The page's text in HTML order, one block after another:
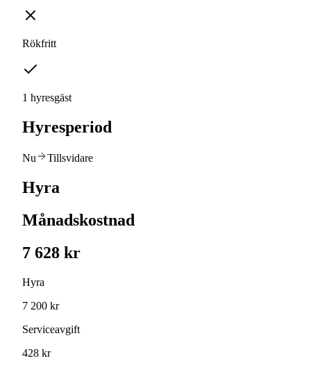
Rökfritt
1 hyresgäst
Hyresperiod
Nu Tillsvidare
Hyra
Månadskostnad
7 628 kr
Hyra
7 200 kr
Serviceavgift
428 kr